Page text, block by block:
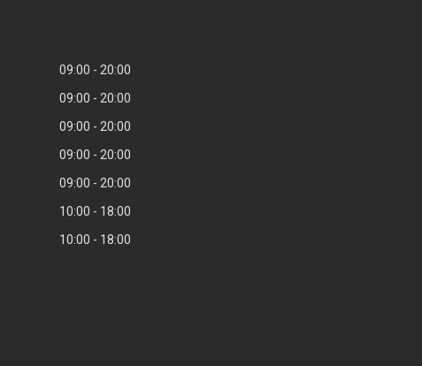
09:00
20:00
09:00
20:00
09:00
20:00
09:00
20:00
09:00
20:00
10:00
18:00
10:00 18:00